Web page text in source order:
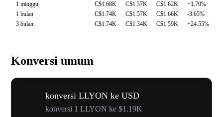
1 minggu
C$1.68K C$1.57K C$1.62K
+1.70%
1 bulan
C$1.74K C$1.57K C$1.66K
-3.65%
3 bulan
C$1.74K C$1.34K C$1.59K +24.55%
Konversi umum
konversi LLYON ke USD
konversi 1 LLYON ke $1.19K